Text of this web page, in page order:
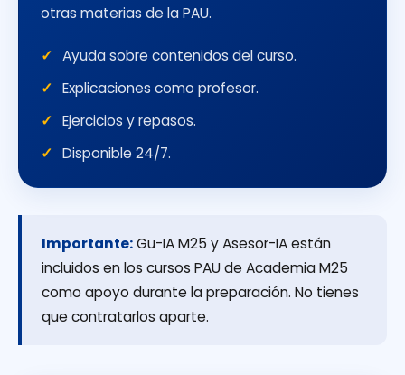
otras materias de la PAU.
Ayuda sobre contenidos del curso.
Explicaciones como profesor.
Ejercicios y repasos.
Disponible 24/7.
Importante:Gu-IA M25 y Asesor-IA están
incluidos en los cursos PAU de Academia M25
como apoyo durante la preparación. No tienes
que contratarlos aparte.